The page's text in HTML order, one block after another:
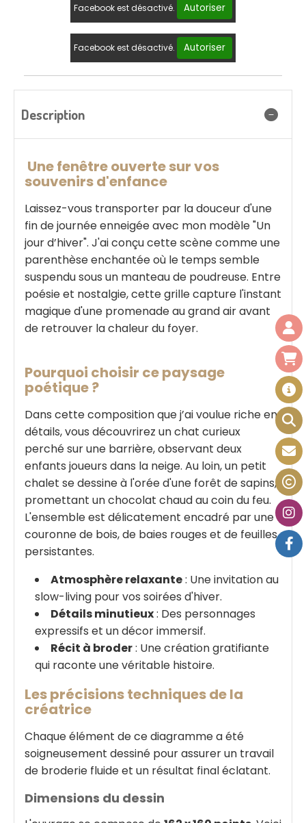
Facebook est désactivé. Autoriser
Facebook est désactivé. Autoriser
Description
Une fenêtre ouverte sur vos
souvenirs d'enfance
Laissez-vous transporter par la douceur d'une
fin de journée enneigée avec mon modèle "Un
jour d’hiver". J'ai conçu cette scène comme une
parenthèse enchantée où le temps semble
suspendu sous un manteau de poudreuse. Entre
poésie et nostalgie, cette grille capture l'instant
magique d'une promenade au grand air avant
de retrouver la chaleur du foyer.
Pourquoi choisir ce paysage
poétique ?
Dans cette composition que j’ai voulue riche en
détails, vous découvrirez un chat curieux
perché sur une barrière, observant deux
enfants joueurs dans la neige. Au loin, un petit
chalet se dessine à l'orée d'une forêt de sapins,
promettant un chocolat chaud au coin du feu.
L'ensemble est délicatement encadré par une
couronne de bois, de baies rouges et de feuilles
persistantes.
Atmosphère relaxante: Une invitation au
slow-living pour vos soirées d'hiver.
Détails minutieux: Des personnages
expressifs et un décor immersif.
Récit à broder: Une création gratifiante
qui raconte une véritable histoire.
Les précisions techniques de la
créatrice
Chaque élément de ce diagramme a été
soigneusement dessiné pour assurer un travail
de broderie fluide et un résultat final éclatant.
Dimensions du dessin